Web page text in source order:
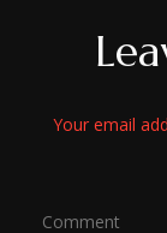
Your email